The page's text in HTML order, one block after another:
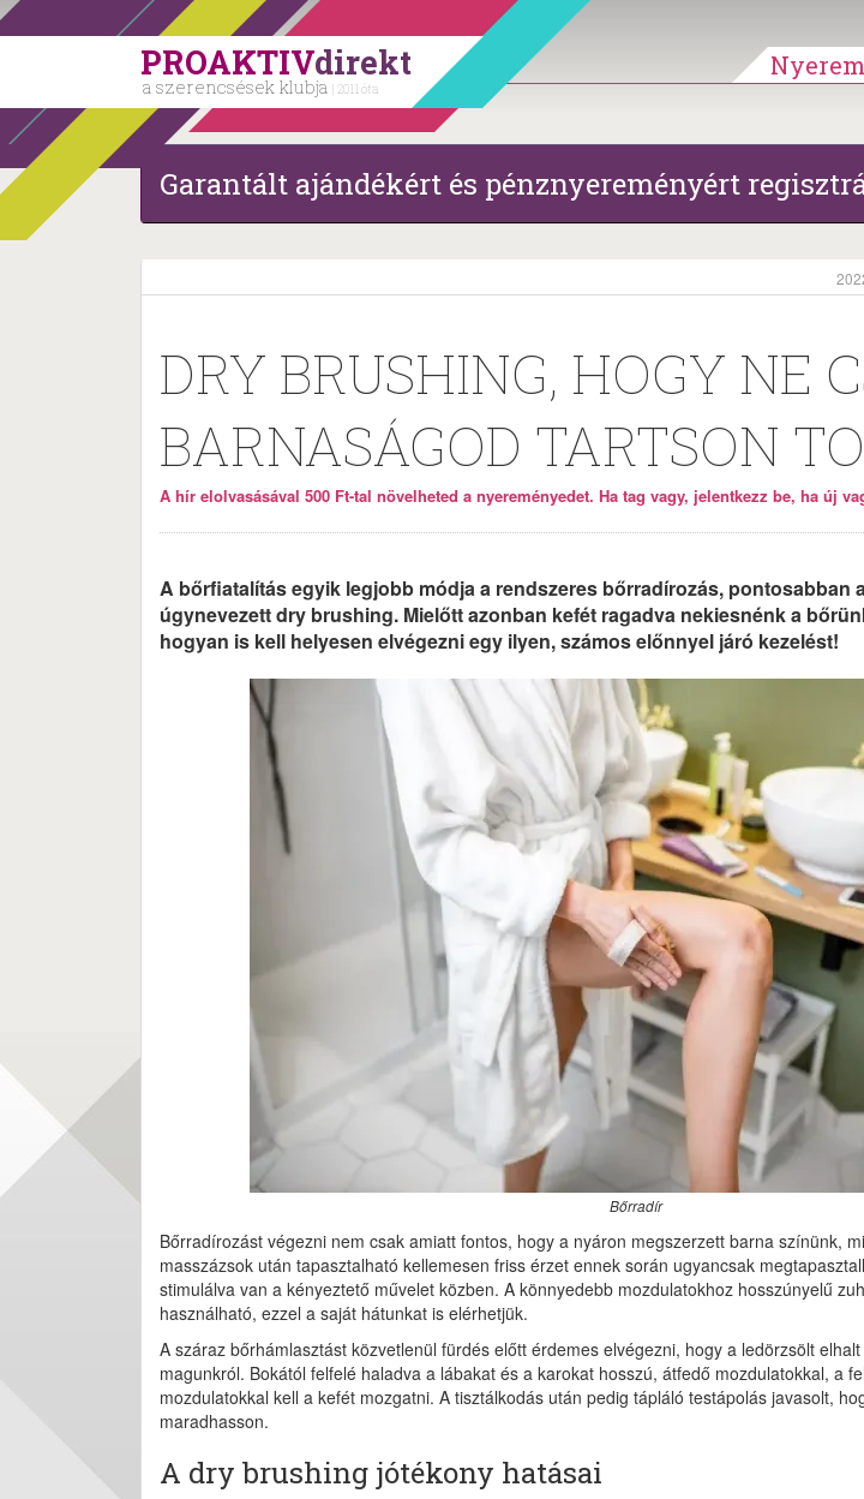
PROAKTIVdirekt
a szerencsések klubja | 2011 óta
Garantált ajándékért és pénznyereményért
DRY BRUSHING, HOGY NE
BARNASÁGOD TARTSON
A hír elolvasásával 500 Ft-tal növelheted a nyereményedet. Ha tag vagy, jelentkezz be, ha új
A bőrfiatalítás egyik legjobb módja a rendszeres bőrradírozás, pontosabban
úgynevezett dry brushing. Mielőtt azonban kefét ragadva nekiesnénk a
hogyan is kell helyesen elvégezni egy ilyen, számos előnnyel járó kezelést!
Bőrradír
Bőrradírozást végezni nem csak amiatt fontos, hogy a nyáron megszerzett barna színünk,
masszázsok után tapasztalható kellemesen friss érzet ennek során ugyancsak
stimulálva van a kényeztető művelet közben. A könnyedebb mozdulatokhoz hosszúnyelű
használható, ezzel a saját hátunkat is elérhetjük.
A száraz bőrhámlasztást közvetlenül fürdés előtt érdemes elvégezni, hogy a ledörzsölt
magunkról. Bokától felfelé haladva a lábakat és a karokat hosszú, átfedő mozdulatokkal, a
mozdulatokkal kell a kefét mozgatni. A tisztálkodás után pedig tápláló testápolás javasolt,
maradhasson.
A dry brushing jótékony hatásai